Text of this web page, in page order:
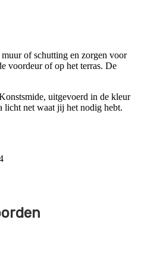
of schutting en zorgen voor
voordeur of op het terras. De
uitgevoerd in de kleur
licht net waat jij het nodig hebt.